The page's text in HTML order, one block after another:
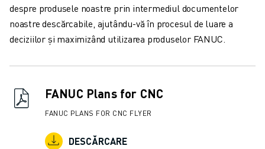
despre produsele noastre prin intermediul documentelor
noastre descărcabile, ajutându-vă în procesul de luare a
deciziilor și maximizând utilizarea produselor FANUC.
FANUC Plans for CNC
FANUC PLANS FOR CNC FLYER
DESCĂRCARE